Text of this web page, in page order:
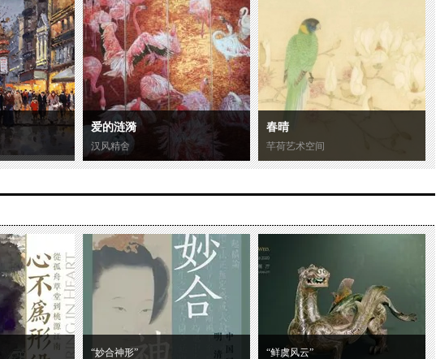
爱的涟漪
汉风精舍
春晴
芊荷艺术空间
“妙合神形”
“鲜虞风云”